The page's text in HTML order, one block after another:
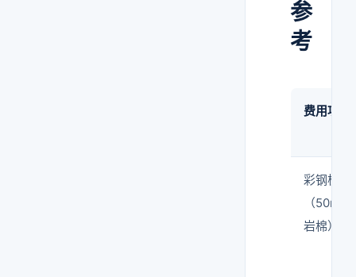
参
考
费用项
彩钢板
（50mm
岩棉）